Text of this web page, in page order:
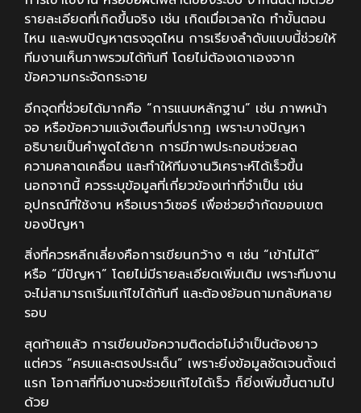
รายละเอียดที่เกิดขึ้นจริง เช่น เกิดเมื่อเวลาใด ทำขั้นตอน
ไหน และพบปัญหาตรงจุดไหน การเรียงลำดับแบบนี้ช่วยให้
ทีมงานเห็นภาพรวมได้ทันที โดยไม่ต้องเดาเองจาก
ข้อความกระจัดกระจาย
อีกจุดที่ช่วยได้มากคือ “การแนบหลักฐาน” เช่น ภาพหน้า
จอ หรือข้อความแจ้งเตือนที่ปรากฏ เพราะบางปัญหา
อธิบายเป็นคำพูดได้ยาก การมีภาพประกอบช่วยลด
ความคลาดเคลื่อน และทำให้ทีมงานวิเคราะห์ได้เร็วขึ้น
นอกจากนี้ ควรระบุข้อมูลที่เกี่ยวข้องเท่าที่จำเป็น เช่น
อุปกรณ์ที่ใช้งาน หรือเบราว์เซอร์ เพื่อช่วยจำกัดขอบเขต
ของปัญหา
สิ่งที่ควรหลีกเลี่ยงคือการเขียนกว้าง ๆ เช่น “เข้าไม่ได้”
หรือ “มีปัญหา” โดยไม่มีรายละเอียดเพิ่มเติม เพราะทีมงาน
จะไม่สามารถเริ่มแก้ไขได้ทันที และต้องย้อนถามกลับหลาย
รอบ
สุดท้ายแล้ว การเขียนข้อความติดต่อไม่จำเป็นต้องยาว
แต่ควร “ครบและตรงประเด็น” เพราะยิ่งข้อมูลชัดเจนตั้งแต่
แรก โอกาสที่ทีมงานจะช่วยแก้ไขได้เร็ว ก็ยิ่งเพิ่มขึ้นตามไป
ด้วย